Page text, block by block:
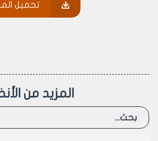
والمتممة لها (كالحدائق
البلدية يسمح بالإنشاء عليها لغير
تحميل
المزيد من